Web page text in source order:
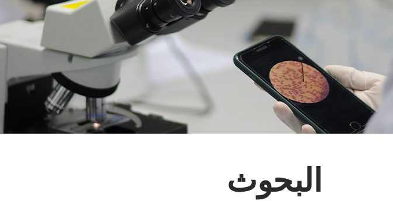
البحوث